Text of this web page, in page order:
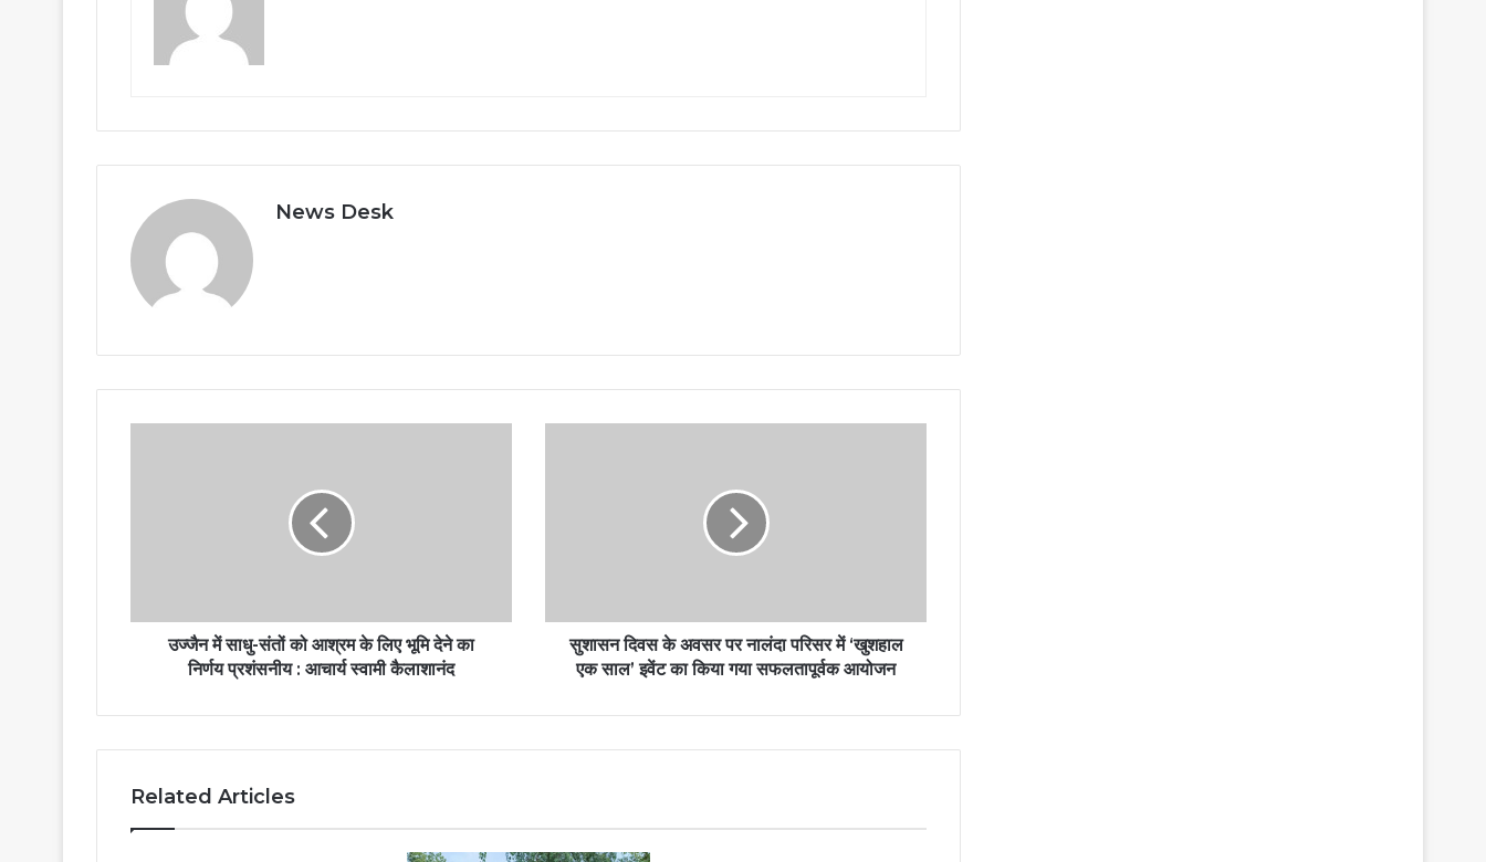
News Desk
उज्जैन में साधु-संतों को आश्रम के लिए भूमि देने का
निर्णय प्रशंसनीय : आचार्य स्वामी कैलाशानंद
सुशासन दिवस के अवसर पर नालंदा परिसर में ‘खुशहाल
एक साल’ इवेंट का किया गया सफलतापूर्वक आयोजन
Related Articles